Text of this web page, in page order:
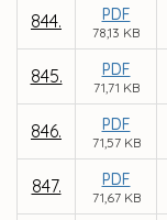
844. PDF
78,13 KB
845. PDF
71,71 KB
846. PDF
71,57 KB
847. PDF
71,67 KB